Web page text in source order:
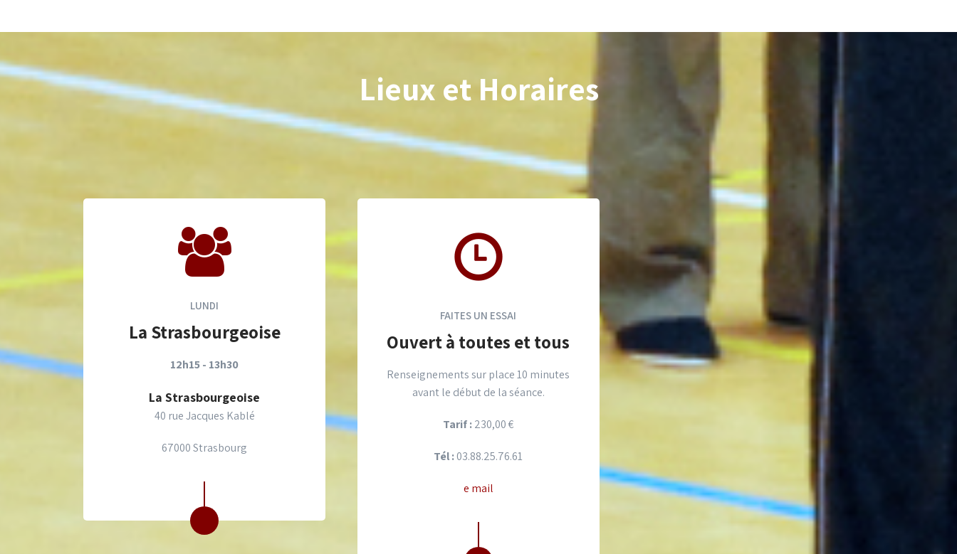
Lieux et Horaires
LUNDI
La Strasbourgeoise
12h15 - 13h30
La Strasbourgeoise
40 rue Jacques Kablé
67000 Strasbourg
FAITES UN ESSAI
Ouvert à toutes et tous
Renseignements sur place 10 minutes
avant le début de la séance.
Tarif :230,00 €
Tél :03.88.25.76.61
e mail